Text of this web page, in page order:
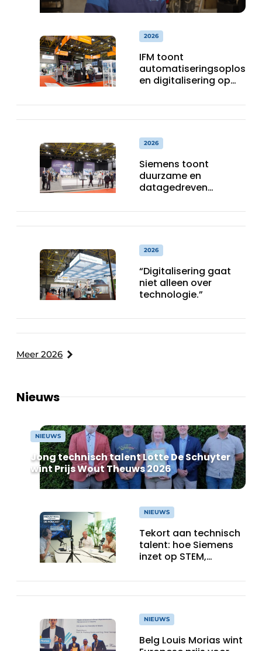
2026
IFM toont
en digitalisering op
2026
Siemens toont
duurzame en
datagedreven
oplossingen op
Indumation
2026
“Digitalisering gaat
niet alleen over
technologie.”
Meer 2026
Nieuws
NIEUWS
Jong technisch talent Lotte De Schuyter
wint Prijs Wout Theuws 2026
NIEUWS
Tekort aan technisch
talent: hoe Siemens
inzet op STEM,
industrie van morgen
NIEUWS
Belg Louis Morias wint